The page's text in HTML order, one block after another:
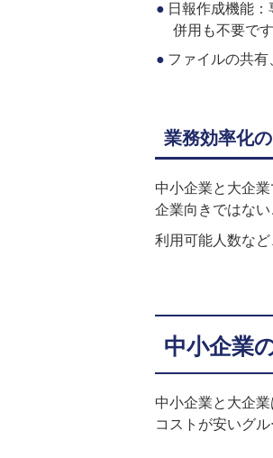
日報作成機能
併用も不要で
ファイルの共有
業務効率化
中小企業と大企
企業向きではない
利用可能人数な
中小企業
中小企業と大企
コストが安いグ